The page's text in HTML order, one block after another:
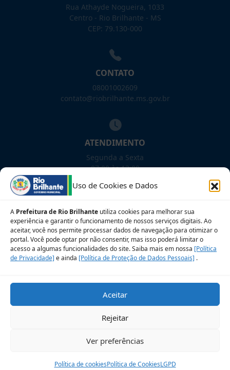
Uso de Cookies e Dados
A Prefeitura de Rio Brilhante utiliza cookies para melhorar sua
experiência e garantir o funcionamento de nossos serviços digitais. Ao
aceitar, você nos permite processar dados de navegação para otimizar o
portal. Você pode optar por não consentir, mas isso poderá limitar o
acesso a algumas funcionalidades do site. Saiba mais em nossa [Política
de Privacidade] e ainda [Política de Proteção de Dados Pessoais] .
Aceitar
Rejeitar
Ver preferências
Política de cookiesPolítica de CookiesLGPD
Rua Athayde Nogueira, 1033
Centro - Rio Brilhante - MS
CEP: 79.130-000
CONTATO
08001002609
contato@riobrilhante.ms.gov.br
ATENDIMENTO
Segunda a Sexta
07:00 às 13:00
NOSSAS REDES!
Siga para novidades
Sobre a LGPD
Perguntas frequentes
Avalie nosso site
03.681.582/0001-07
Desenvolvido pelo Setor de Governança de TIC